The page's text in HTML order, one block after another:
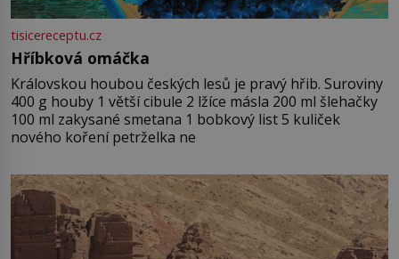
tisicereceptu.cz
Hříbková omáčka
Královskou houbou českých lesů je pravý hřib. Suroviny
400 g houby 1 větší cibule 2 lžíce másla 200 ml šlehačky
100 ml zakysané smetana 1 bobkový list 5 kuliček
nového koření petrželka ne